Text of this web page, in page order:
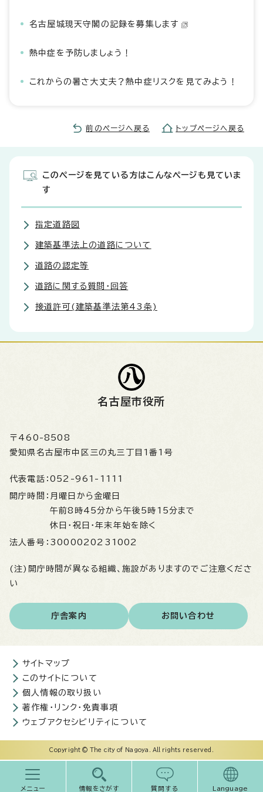
名古屋城現天守閣の記録を募集します
熱中症を予防しましょう！
これからの暑さ大丈夫？熱中症リスクを見てみよう！
前のページへ戻る トップページへ戻る
メニュー 情報をさがす 質問する Language
このページを見ている方はこんなページも見ていま
す
指定道路図
建築基準法上の道路について
道路の認定等
道路に関する質問・回答
接道許可(建築基準法第43条)
名古屋市役所
〒460-8508
愛知県名古屋市中区三の丸三丁目1番1号
代表電話： 052-961-1111
開庁時間： 月曜日から金曜日
午前8時45分から午後5時15分まで
休日・祝日・年末年始を除く
法人番号： 3000020231002
(注)開庁時間が異なる組織、施設がありますのでご注意くださ
い
庁舎案内 お問い合わせ
サイトマップ
このサイトについて
個人情報の取り扱い
著作権・リンク・免責事項
ウェブアクセシビリティについて
Copyright © The city of Nagoya. All rights reserved.